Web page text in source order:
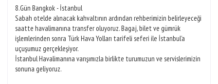
8.Gün Bangkok - İstanbul
Sabah otelde alınacak kahvaltının ardından rehberimizin belirleyeceği
saatte havalimanına transfer oluyoruz. Bagaj, bilet ve gümrük
işlemlerinden sonra Türk Hava Yolları tarifeli seferi ile İstanbul’a
uçuşumuz gerçekleşiyor.
İstanbul Havalimanına varışımızla birlikte turumuzun ve servislerimizin
sonuna geliyoruz.